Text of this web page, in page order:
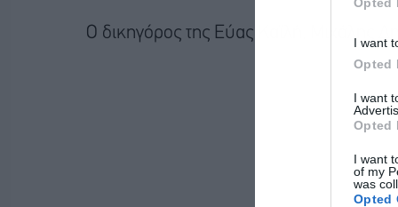
I want
Opted
I want
Opted
I want
of my
was
Opted
Ο δικηγόρος της Εύας Καϊλή, Μιχάλης